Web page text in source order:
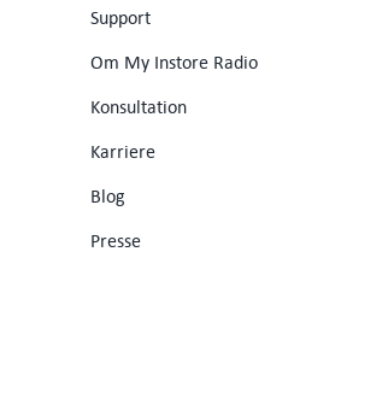
Support
Om My Instore Radio
Konsultation
Karriere
Blog
Presse